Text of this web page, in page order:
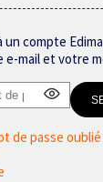
compte
e-mail et votre
de passe oublié